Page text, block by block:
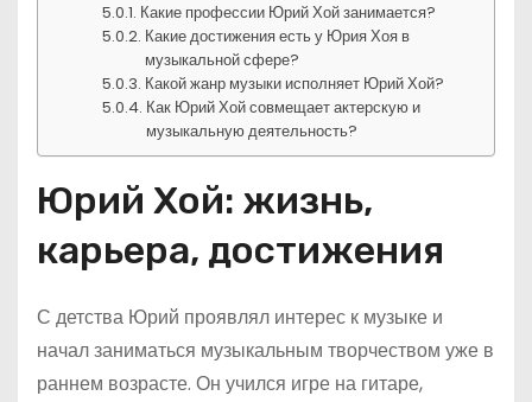
Какие профессии Юрий Хой занимается?
Какие достижения есть у Юрия Хоя в
музыкальной сфере?
Какой жанр музыки исполняет Юрий Хой?
Как Юрий Хой совмещает актерскую и
музыкальную деятельность?
Юрий Хой: жизнь,
карьера, достижения
С детства Юрий проявлял интерес к музыке и
начал заниматься музыкальным творчеством уже в
раннем возрасте. Он учился игре на гитаре,